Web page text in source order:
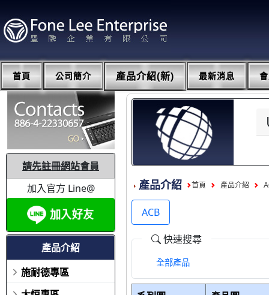
首頁 公司簡介 產品介紹(新) 最新消息
請先註冊網站會員
加入官方 Line@
產品介紹
施耐德專區
產品介紹 首頁 產品介紹
ACB
快速搜尋
全部產品